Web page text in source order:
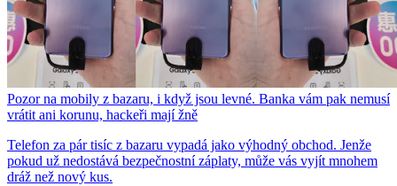
Pozor na mobily z bazaru, i když jsou levné. Banka vám pak nemusí
vrátit ani korunu, hackeři mají žně
Telefon za pár tisíc z bazaru vypadá jako výhodný obchod. Jenže
pokud už nedostává bezpečnostní záplaty, může vás vyjít mnohem
dráž než nový kus.